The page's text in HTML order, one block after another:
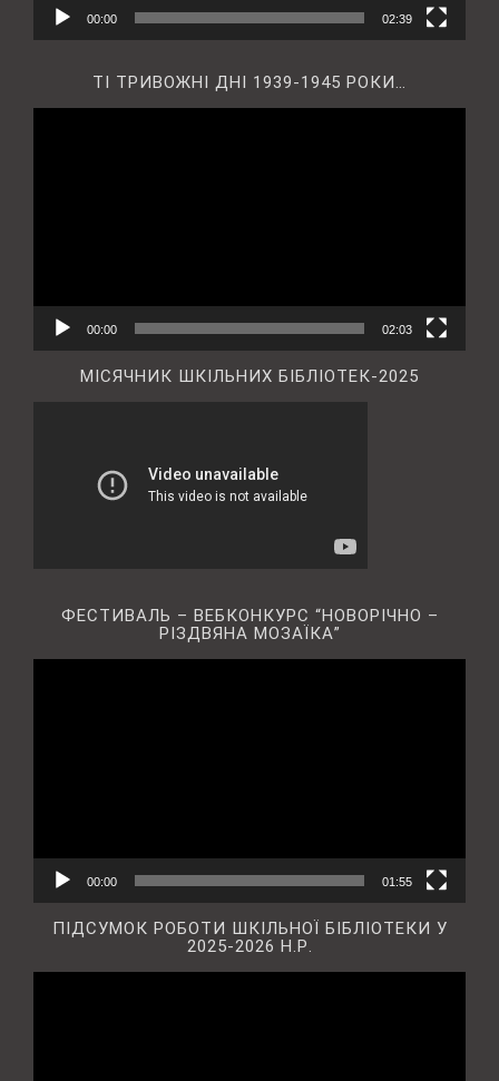
00:00 02:39
ТІ ТРИВОЖНІ ДНІ 1939-1945 РОКИ…
00:00 02:03
МІСЯЧНИК ШКІЛЬНИХ БІБЛІОТЕК-2025
ФЕСТИВАЛЬ – ВЕБКОНКУРС “НОВОРІЧНО –
РІЗДВЯНА МОЗАЇКА”
00:00 01:55
ПІДСУМОК РОБОТИ ШКІЛЬНОЇ БІБЛІОТЕКИ У
2025-2026 Н.Р.